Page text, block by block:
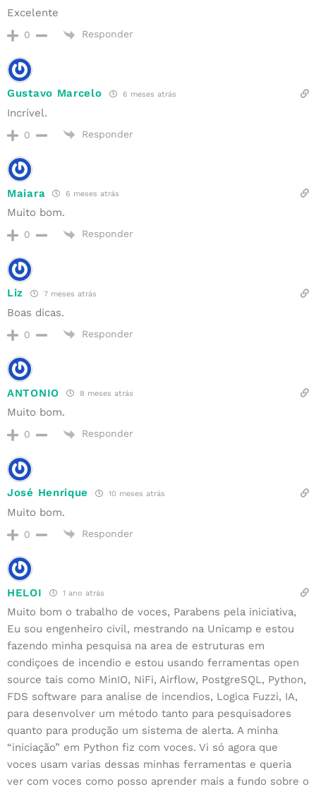
Excelente
0 Responder
Gustavo Marcelo 6 meses atrás
Incrível.
0 Responder
Maiara 6 meses atrás
Muito bom.
0 Responder
Liz 7 meses atrás
Boas dicas.
0 Responder
ANTONIO 8 meses atrás
Muito bom.
0 Responder
José Henrique 10 meses atrás
Muito bom.
0 Responder
HELOI 1 ano atrás
Muito bom o trabalho de voces, Parabens pela iniciativa,
Eu sou engenheiro civil, mestrando na Unicamp e estou
fazendo minha pesquisa na area de estruturas em
condiçoes de incendio e estou usando ferramentas open
source tais como MinIO, NiFi, Airflow, PostgreSQL, Python,
FDS software para analise de incendios, Logica Fuzzi, IA,
para desenvolver um método tanto para pesquisadores
quanto para produção um sistema de alerta. A minha
“iniciação” em Python fiz com voces. Vi só agora que
voces usam varias dessas minhas ferramentas e queria
ver com voces como posso aprender mais a fundo sobre o